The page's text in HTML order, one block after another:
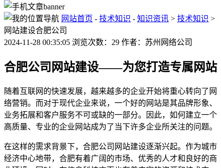
网站首页 - 技术知识 - 知识资讯 > 技术知识 >
网站建设合肥公司
2024-11-28 00:35:05 浏览次数：29 作者：苏州网络公司
合肥公司网站建设——为您打造专属网站
随着互联网的快速发展，越来越多的企业开始将重心转向了网
络营销。而对于现代企业来说，一个好的网站是其品牌形象、
业务拓展和客户服务不可或缺的一部分。因此，如何建立一个
高质量、专业的企业网站成为了当下许多企业所关注的问题。
在这样的需求背景下，合肥公司网站建设逐渐兴起。作为城市
经济中心地带，合肥有着广阔的市场、优秀的人才和良好的商